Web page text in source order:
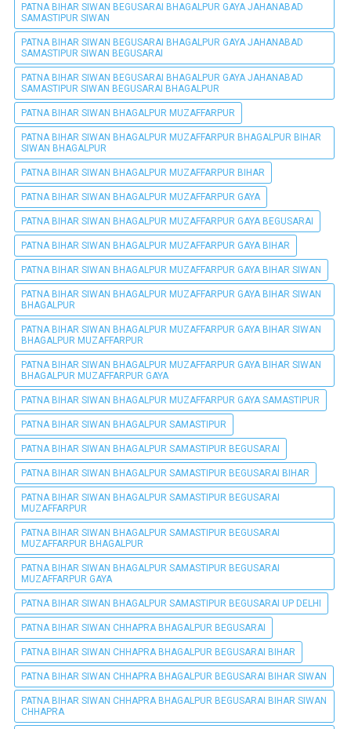
PATNA BIHAR SIWAN BEGUSARAI BHAGALPUR GAYA JAHANABAD
SAMASTIPUR SIWAN
PATNA BIHAR SIWAN BEGUSARAI BHAGALPUR GAYA JAHANABAD
SAMASTIPUR SIWAN BEGUSARAI
PATNA BIHAR SIWAN BEGUSARAI BHAGALPUR GAYA JAHANABAD
SAMASTIPUR SIWAN BEGUSARAI BHAGALPUR
PATNA BIHAR SIWAN BHAGALPUR MUZAFFARPUR
PATNA BIHAR SIWAN BHAGALPUR MUZAFFARPUR BHAGALPUR BIHAR
SIWAN BHAGALPUR
PATNA BIHAR SIWAN BHAGALPUR MUZAFFARPUR BIHAR
PATNA BIHAR SIWAN BHAGALPUR MUZAFFARPUR GAYA
PATNA BIHAR SIWAN BHAGALPUR MUZAFFARPUR GAYA BEGUSARAI
PATNA BIHAR SIWAN BHAGALPUR MUZAFFARPUR GAYA BIHAR
PATNA BIHAR SIWAN BHAGALPUR MUZAFFARPUR GAYA BIHAR SIWAN
PATNA BIHAR SIWAN BHAGALPUR MUZAFFARPUR GAYA BIHAR SIWAN
BHAGALPUR
PATNA BIHAR SIWAN BHAGALPUR MUZAFFARPUR GAYA BIHAR SIWAN
BHAGALPUR MUZAFFARPUR
PATNA BIHAR SIWAN BHAGALPUR MUZAFFARPUR GAYA BIHAR SIWAN
BHAGALPUR MUZAFFARPUR GAYA
PATNA BIHAR SIWAN BHAGALPUR MUZAFFARPUR GAYA SAMASTIPUR
PATNA BIHAR SIWAN BHAGALPUR SAMASTIPUR
PATNA BIHAR SIWAN BHAGALPUR SAMASTIPUR BEGUSARAI
PATNA BIHAR SIWAN BHAGALPUR SAMASTIPUR BEGUSARAI BIHAR
PATNA BIHAR SIWAN BHAGALPUR SAMASTIPUR BEGUSARAI
MUZAFFARPUR
PATNA BIHAR SIWAN BHAGALPUR SAMASTIPUR BEGUSARAI
MUZAFFARPUR BHAGALPUR
PATNA BIHAR SIWAN BHAGALPUR SAMASTIPUR BEGUSARAI
MUZAFFARPUR GAYA
PATNA BIHAR SIWAN BHAGALPUR SAMASTIPUR BEGUSARAI UP DELHI
PATNA BIHAR SIWAN CHHAPRA BHAGALPUR BEGUSARAI
PATNA BIHAR SIWAN CHHAPRA BHAGALPUR BEGUSARAI BIHAR
PATNA BIHAR SIWAN CHHAPRA BHAGALPUR BEGUSARAI BIHAR SIWAN
PATNA BIHAR SIWAN CHHAPRA BHAGALPUR BEGUSARAI BIHAR SIWAN
CHHAPRA